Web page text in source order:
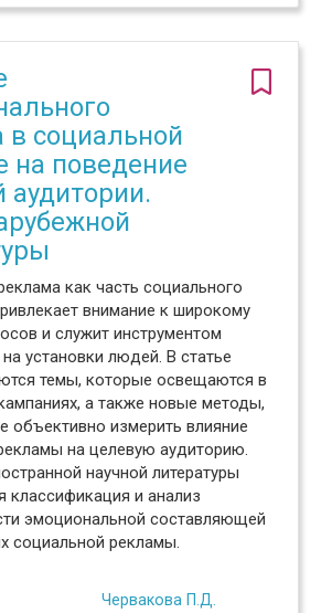
в социальной
на поведение
аудитории.
как часть социального
внимание к широкому
и служит инструментом
установки людей. В статье
темы, которые освещаются в
а также новые методы,
объективно измерить влияние
на целевую аудиторию.
научной литературы
классификация и анализ
эмоциональной составляющей
социальной рекламы.
Червакова П.Д.